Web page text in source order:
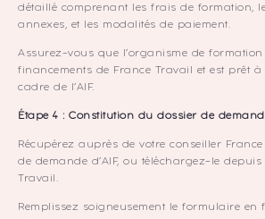
détaillé comprenant les frais de formation,
annexes, et les modalités de paiement.
Assurez-vous que l’organisme de formation
financements de France Travail et est prêt
cadre de l’AIF.
Étape 4 : Constitution du dossier de
Récupérez auprès de votre conseiller
de demande d’AIF, ou téléchargez-le
Travail.
Remplissez soigneusement le formulaire en